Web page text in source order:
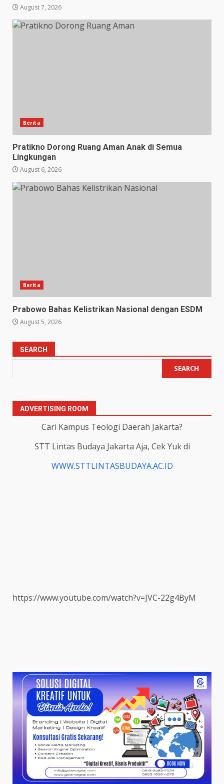
August 7, 2026
Berita
Pratikno Dorong Ruang Aman Anak di Semua
Lingkungan
August 6, 2026
Berita
Prabowo Bahas Kelistrikan Nasional dengan ESDM
August 5, 2026
SEARCH
SEARCH
ADVERTISING ROOM
Cari Kampus Teologi Daerah Jakarta?
STT Lintas Budaya Jakarta Aja, Cek Yuk di
WWW.STTLINTASBUDAYA.AC.ID
https://www.youtube.com/watch?v=JVC-22g4ByM